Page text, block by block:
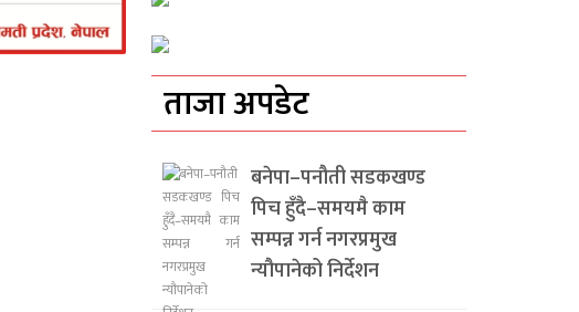
ताजा अपडेट
बनेपा–पनौती सडकखण्ड
पिच हुँदै–समयमै काम
सम्पन्न गर्न नगरप्रमुख
न्यौपानेको निर्देशन